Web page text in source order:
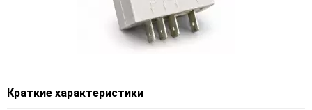
Краткие характеристики